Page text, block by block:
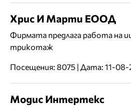
Хрис И Марти ЕООД
Фирмата предлага работа на
трикотаж
Посещения: 8075 | Дата: 11-08-
Модис Интертекс